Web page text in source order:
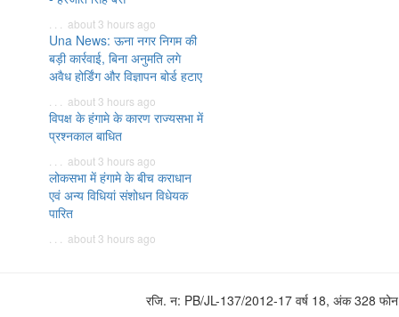
. . . about 3 hours ago
Una News: ऊना नगर निगम की
बड़ी कार्रवाई, बिना अनुमति लगे
अवैध होर्डिंग और विज्ञापन बोर्ड हटाए
. . . about 3 hours ago
विपक्ष के हंगामे के कारण राज्यसभा में
प्रश्नकाल बाधित
. . . about 3 hours ago
लोकसभा में हंगामे के बीच कराधान
एवं अन्य विधियां संशोधन विधेयक
पारित
. . . about 3 hours ago
रजि. न: PB/JL-137/2012-17 वर्ष 18, अंक 328